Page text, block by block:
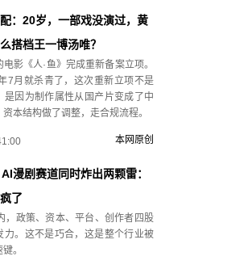
：20岁，一部戏没演过，黄
搭档王一博汤唯？
影《人·鱼》完成重新备案立项。
7月就杀青了，这次重新立项不是
是因为制作属性从国产片变成了中
本结构做了调整，走合规流程。
漫剧赛道同时炸出两颗雷：
了
，政策、资本、平台、创作者四股
力。这不是巧合，这是整个行业被
。
本网原创